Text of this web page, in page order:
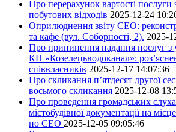
Про перерахунок вартості послуги
побутових відходів 2025-12-24
Оприлюднення звіту СЕО:
та кафе (вул. Соборності, 2). 2025-
Про припинення надання послуг з
КП «Козелецьводоканал»:
співвласників 2025-12-17 14:07:36
Про скликання п’ятдесят другої
восьмого скликання 2025-12-08
Про проведення громадських
містобудівної документації на
по СЕО 2025-12-05 09:05:46